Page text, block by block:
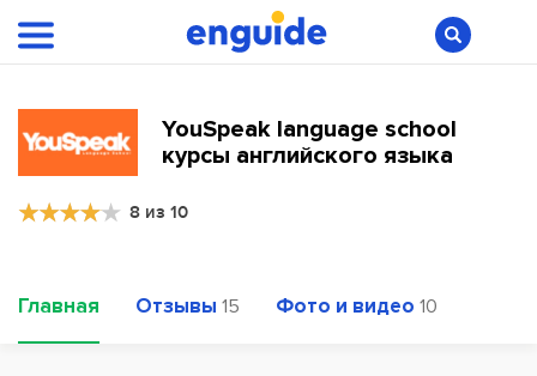
YouSpeak language school
курсы английского языка
8 из 10
Главная Отзывы 15 Фото и видео 10